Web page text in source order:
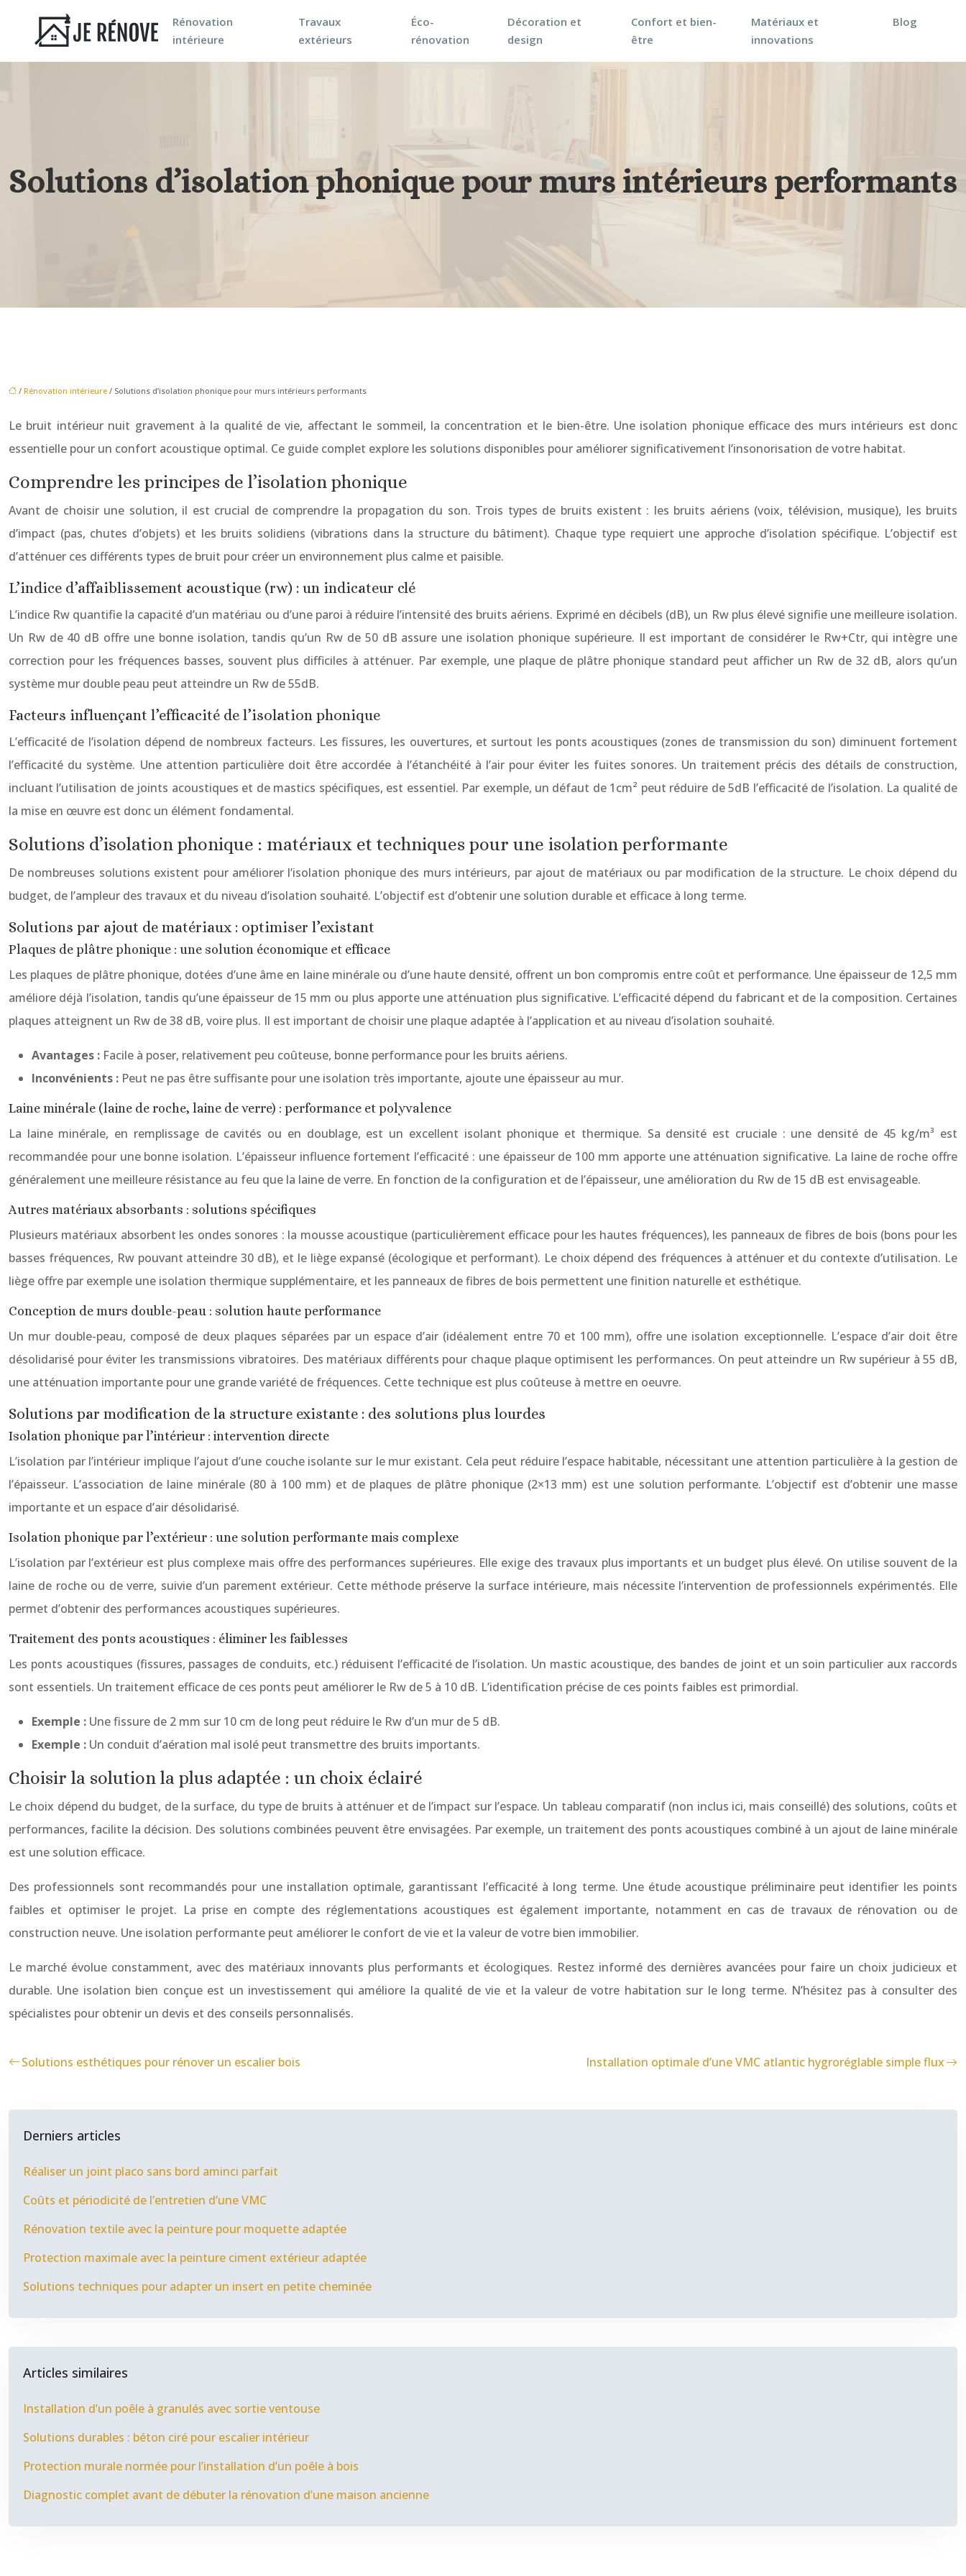
Rénovation
intérieure
Travaux
extérieurs
Éco-
rénovation
Décoration et
design
Confort et bien-
être
Matériaux et
innovations
Blog
Solutions d’isolation phonique pour murs intérieurs performants
/ Rénovation intérieure / Solutions d’isolation phonique pour murs intérieurs performants
Le bruit intérieur nuit gravement à la qualité de vie, affectant le sommeil, la concentration et le bien-être. Une isolation phonique efficace des murs intérieurs est donc
essentielle pour un confort acoustique optimal. Ce guide complet explore les solutions disponibles pour améliorer significativement l’insonorisation de votre habitat.
Comprendre les principes de l’isolation phonique
Avant de choisir une solution, il est crucial de comprendre la propagation du son. Trois types de bruits existent : les bruits aériens (voix, télévision, musique), les bruits
d’impact (pas, chutes d’objets) et les bruits solidiens (vibrations dans la structure du bâtiment). Chaque type requiert une approche d’isolation spécifique. L’objectif est
d’atténuer ces différents types de bruit pour créer un environnement plus calme et paisible.
L’indice d’affaiblissement acoustique (rw) : un indicateur clé
L’indice Rw quantifie la capacité d’un matériau ou d’une paroi à réduire l’intensité des bruits aériens. Exprimé en décibels (dB), un Rw plus élevé signifie une meilleure isolation.
Un Rw de 40 dB offre une bonne isolation, tandis qu’un Rw de 50 dB assure une isolation phonique supérieure. Il est important de considérer le Rw+Ctr, qui intègre une
correction pour les fréquences basses, souvent plus difficiles à atténuer. Par exemple, une plaque de plâtre phonique standard peut afficher un Rw de 32 dB, alors qu’un
système mur double peau peut atteindre un Rw de 55dB.
Facteurs influençant l’efficacité de l’isolation phonique
L’efficacité de l’isolation dépend de nombreux facteurs. Les fissures, les ouvertures, et surtout les ponts acoustiques (zones de transmission du son) diminuent fortement
l’efficacité du système. Une attention particulière doit être accordée à l’étanchéité à l’air pour éviter les fuites sonores. Un traitement précis des détails de construction,
incluant l’utilisation de joints acoustiques et de mastics spécifiques, est essentiel. Par exemple, un défaut de 1cm² peut réduire de 5dB l’efficacité de l’isolation. La qualité de
la mise en œuvre est donc un élément fondamental.
Solutions d’isolation phonique : matériaux et techniques pour une isolation performante
De nombreuses solutions existent pour améliorer l’isolation phonique des murs intérieurs, par ajout de matériaux ou par modification de la structure. Le choix dépend du
budget, de l’ampleur des travaux et du niveau d’isolation souhaité. L’objectif est d’obtenir une solution durable et efficace à long terme.
Solutions par ajout de matériaux : optimiser l’existant
Plaques de plâtre phonique : une solution économique et efficace
Les plaques de plâtre phonique, dotées d’une âme en laine minérale ou d’une haute densité, offrent un bon compromis entre coût et performance. Une épaisseur de 12,5 mm
améliore déjà l’isolation, tandis qu’une épaisseur de 15 mm ou plus apporte une atténuation plus significative. L’efficacité dépend du fabricant et de la composition. Certaines
plaques atteignent un Rw de 38 dB, voire plus. Il est important de choisir une plaque adaptée à l’application et au niveau d’isolation souhaité.
Avantages : Facile à poser, relativement peu coûteuse, bonne performance pour les bruits aériens.
Inconvénients : Peut ne pas être suffisante pour une isolation très importante, ajoute une épaisseur au mur.
Laine minérale (laine de roche, laine de verre) : performance et polyvalence
La laine minérale, en remplissage de cavités ou en doublage, est un excellent isolant phonique et thermique. Sa densité est cruciale : une densité de 45 kg/m³ est
recommandée pour une bonne isolation. L’épaisseur influence fortement l’efficacité : une épaisseur de 100 mm apporte une atténuation significative. La laine de roche offre
généralement une meilleure résistance au feu que la laine de verre. En fonction de la configuration et de l’épaisseur, une amélioration du Rw de 15 dB est envisageable.
Autres matériaux absorbants : solutions spécifiques
Plusieurs matériaux absorbent les ondes sonores : la mousse acoustique (particulièrement efficace pour les hautes fréquences), les panneaux de fibres de bois (bons pour les
basses fréquences, Rw pouvant atteindre 30 dB), et le liège expansé (écologique et performant). Le choix dépend des fréquences à atténuer et du contexte d’utilisation. Le
liège offre par exemple une isolation thermique supplémentaire, et les panneaux de fibres de bois permettent une finition naturelle et esthétique.
Conception de murs double-peau : solution haute performance
Un mur double-peau, composé de deux plaques séparées par un espace d’air (idéalement entre 70 et 100 mm), offre une isolation exceptionnelle. L’espace d’air doit être
désolidarisé pour éviter les transmissions vibratoires. Des matériaux différents pour chaque plaque optimisent les performances. On peut atteindre un Rw supérieur à 55 dB,
une atténuation importante pour une grande variété de fréquences. Cette technique est plus coûteuse à mettre en oeuvre.
Solutions par modification de la structure existante : des solutions plus lourdes
Isolation phonique par l’intérieur : intervention directe
L’isolation par l’intérieur implique l’ajout d’une couche isolante sur le mur existant. Cela peut réduire l’espace habitable, nécessitant une attention particulière à la gestion de
l’épaisseur. L’association de laine minérale (80 à 100 mm) et de plaques de plâtre phonique (2×13 mm) est une solution performante. L’objectif est d’obtenir une masse
importante et un espace d’air désolidarisé.
Isolation phonique par l’extérieur : une solution performante mais complexe
L’isolation par l’extérieur est plus complexe mais offre des performances supérieures. Elle exige des travaux plus importants et un budget plus élevé. On utilise souvent de la
laine de roche ou de verre, suivie d’un parement extérieur. Cette méthode préserve la surface intérieure, mais nécessite l’intervention de professionnels expérimentés. Elle
permet d’obtenir des performances acoustiques supérieures.
Traitement des ponts acoustiques : éliminer les faiblesses
Les ponts acoustiques (fissures, passages de conduits, etc.) réduisent l’efficacité de l’isolation. Un mastic acoustique, des bandes de joint et un soin particulier aux raccords
sont essentiels. Un traitement efficace de ces ponts peut améliorer le Rw de 5 à 10 dB. L’identification précise de ces points faibles est primordial.
Exemple : Une fissure de 2 mm sur 10 cm de long peut réduire le Rw d’un mur de 5 dB.
Exemple : Un conduit d’aération mal isolé peut transmettre des bruits importants.
Choisir la solution la plus adaptée : un choix éclairé
Le choix dépend du budget, de la surface, du type de bruits à atténuer et de l’impact sur l’espace. Un tableau comparatif (non inclus ici, mais conseillé) des solutions, coûts et
performances, facilite la décision. Des solutions combinées peuvent être envisagées. Par exemple, un traitement des ponts acoustiques combiné à un ajout de laine minérale
est une solution efficace.
Des professionnels sont recommandés pour une installation optimale, garantissant l’efficacité à long terme. Une étude acoustique préliminaire peut identifier les points
faibles et optimiser le projet. La prise en compte des réglementations acoustiques est également importante, notamment en cas de travaux de rénovation ou de
construction neuve. Une isolation performante peut améliorer le confort de vie et la valeur de votre bien immobilier.
Le marché évolue constamment, avec des matériaux innovants plus performants et écologiques. Restez informé des dernières avancées pour faire un choix judicieux et
durable. Une isolation bien conçue est un investissement qui améliore la qualité de vie et la valeur de votre habitation sur le long terme. N’hésitez pas à consulter des
spécialistes pour obtenir un devis et des conseils personnalisés.
Solutions esthétiques pour rénover un escalier bois Installation optimale d’une VMC atlantic hygroréglable simple flux
Derniers articles
Réaliser un joint placo sans bord aminci parfait
Coûts et périodicité de l’entretien d’une VMC
Rénovation textile avec la peinture pour moquette adaptée
Protection maximale avec la peinture ciment extérieur adaptée
Solutions techniques pour adapter un insert en petite cheminée
Articles similaires
Installation d’un poêle à granulés avec sortie ventouse
Solutions durables : béton ciré pour escalier intérieur
Protection murale normée pour l’installation d’un poêle à bois
Diagnostic complet avant de débuter la rénovation d’une maison ancienne